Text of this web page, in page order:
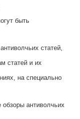
быть
статей,
статей и их
на специально
обзоры антиволчьих